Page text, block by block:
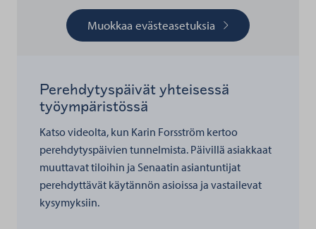
Muokkaa evästeasetuksia
Perehdytyspäivät yhteisessä
työympäristössä
Katso videolta, kun Karin Forsström kertoo
perehdytyspäivien tunnelmista. Päivillä asiakkaat
muuttavat tiloihin ja Senaatin asiantuntijat
perehdyttävät käytännön asioissa ja vastailevat
kysymyksiin.